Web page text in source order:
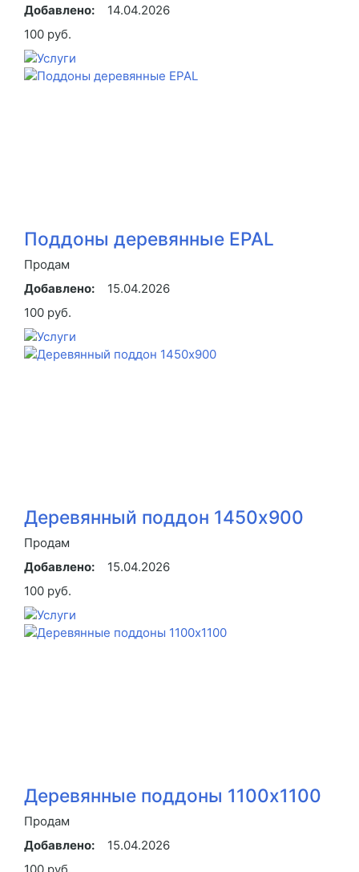
Добавлено:
14.04.2026
100 руб.
Поддоны деревянные EPAL
Продам
Добавлено:
15.04.2026
100 руб.
Деревянный поддон 1450х900
Продам
Добавлено:
15.04.2026
100 руб.
Деревянные поддоны 1100х1100
Продам
Добавлено:
15.04.2026
100 руб.